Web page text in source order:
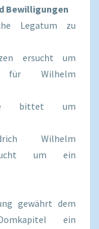
Bewilligungen
Legatum zu
ersucht um
für Wilhelm
bittet um
Wilhelm
um ein
gewährt dem
ein